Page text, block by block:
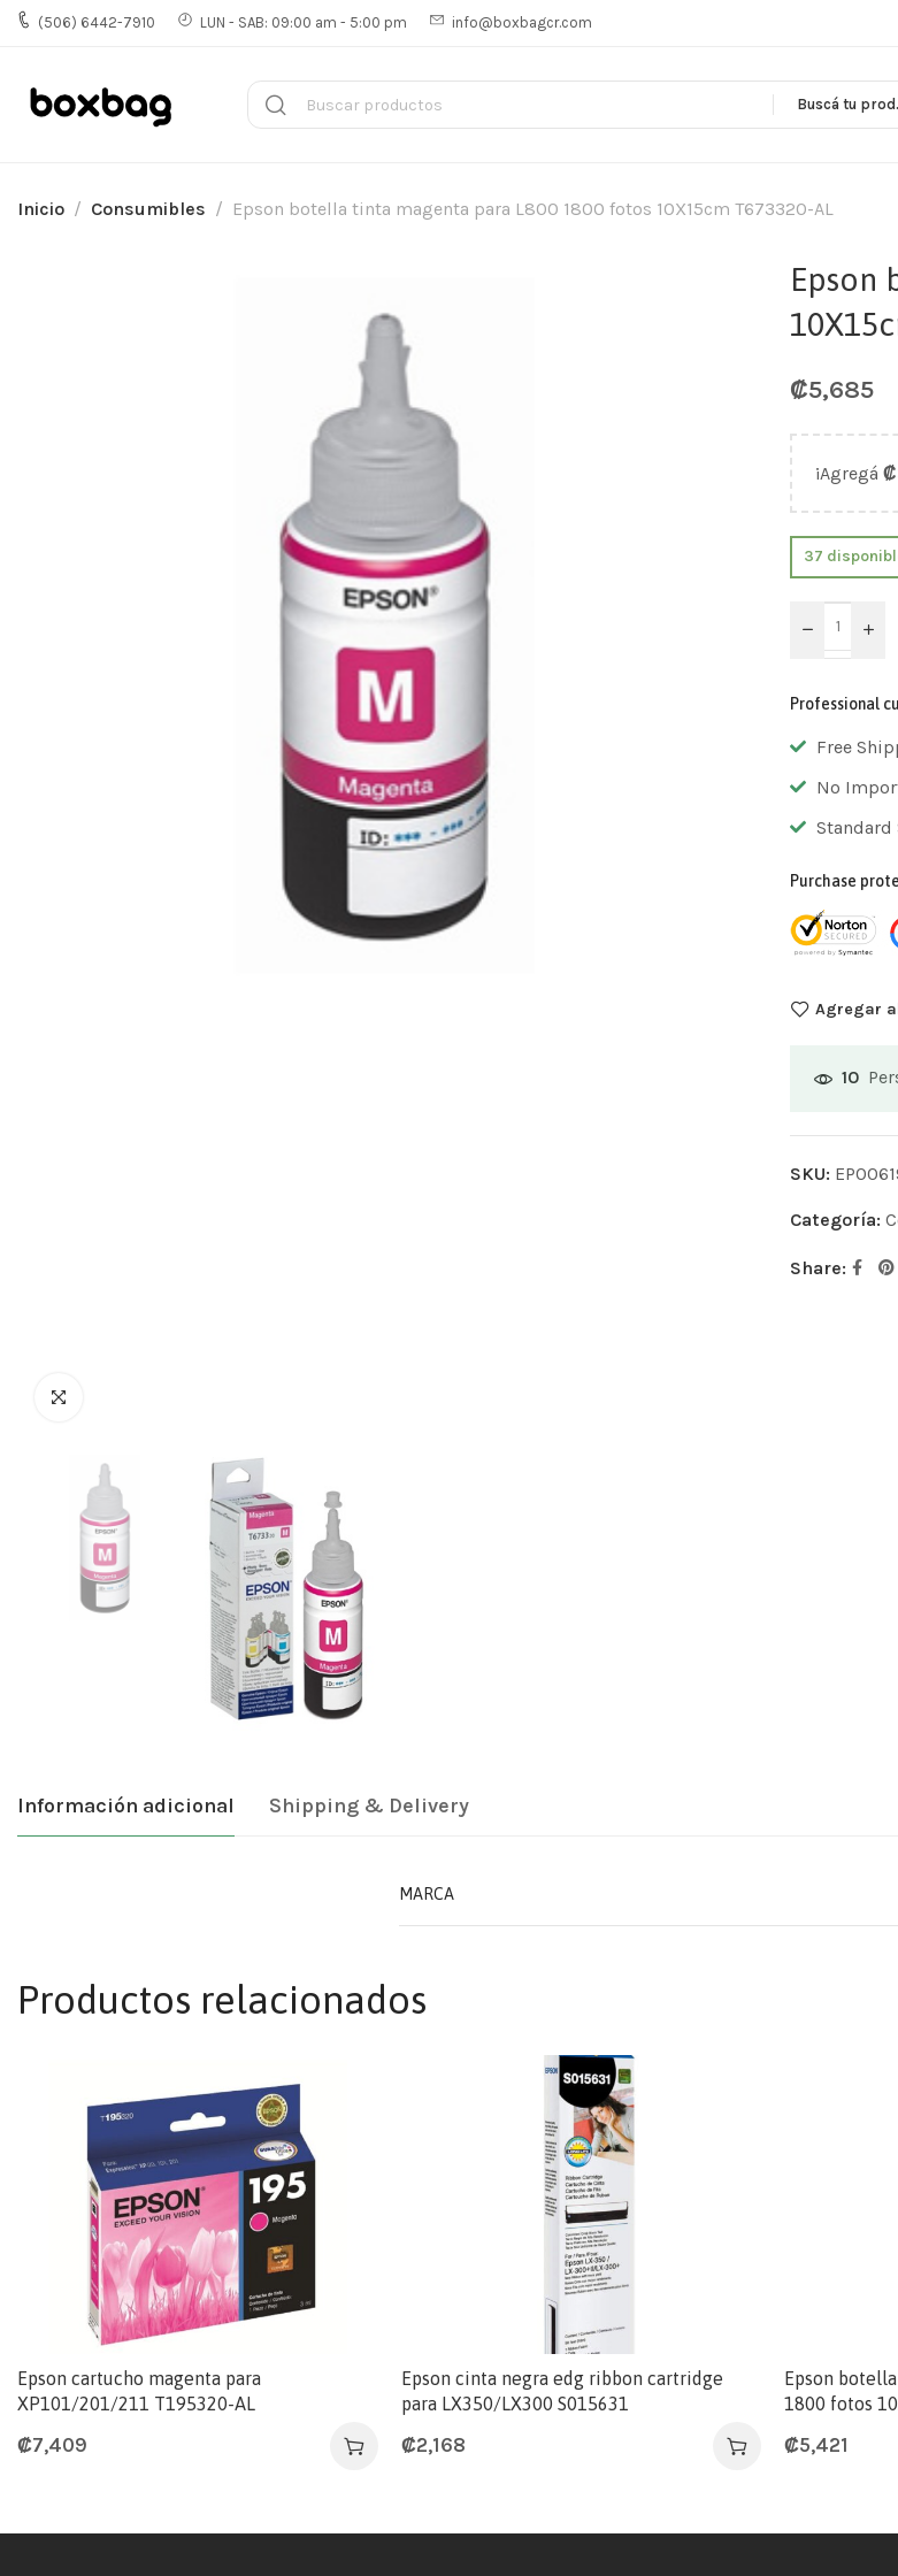
(506) 6442-7910 LUN - SAB: 09:00 am - 5:00 pm info@boxbagcr.com
Inicio Consumibles Epson botella tinta magenta para L800 1800 fotos 10X15cm T673320-AL
Epson
₡5,685
¡Agregá ₡
37
Professional
Free
No
Purchase
Agregar
10
SKU:
Categoría:
Share:
Información adicional Shipping & Delivery
MARCA
Productos relacionados
Epson cartucho magenta para
XP101/201/211 T195320-AL
₡7,409
Epson cinta negra edg ribbon cartridge
para LX350/LX300 S015631
₡2,168
Epson
1800 fotos
₡5,421